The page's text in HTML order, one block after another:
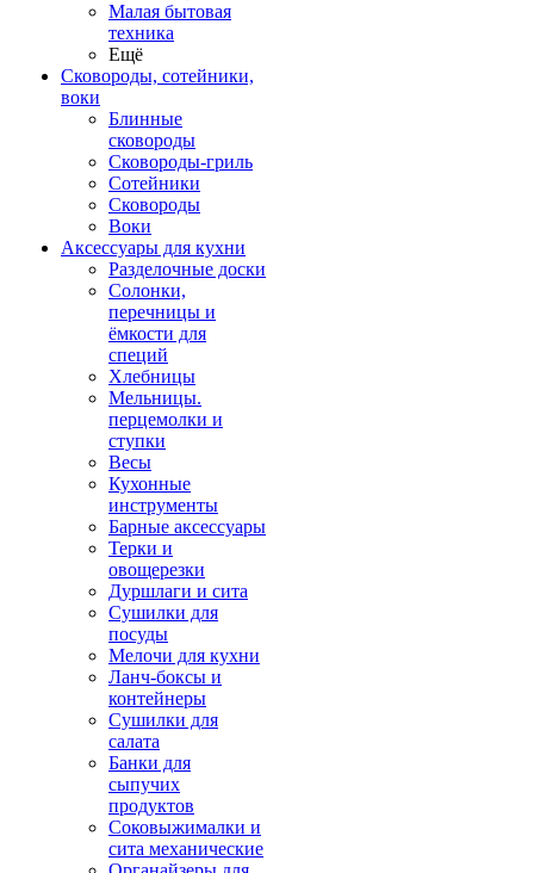
Малая бытовая
техника
Ещё
Сковороды, сотейники,
воки
Блинные
сковороды
Сковороды-гриль
Сотейники
Сковороды
Воки
Аксессуары для кухни
Разделочные доски
Солонки,
перечницы и
ёмкости для
специй
Хлебницы
Мельницы.
перцемолки и
ступки
Весы
Кухонные
инструменты
Барные аксессуары
Терки и
овощерезки
Дуршлаги и сита
Сушилки для
посуды
Мелочи для кухни
Ланч-боксы и
контейнеры
Сушилки для
салата
Банки для
сыпучих
продуктов
Соковыжималки и
сита механические